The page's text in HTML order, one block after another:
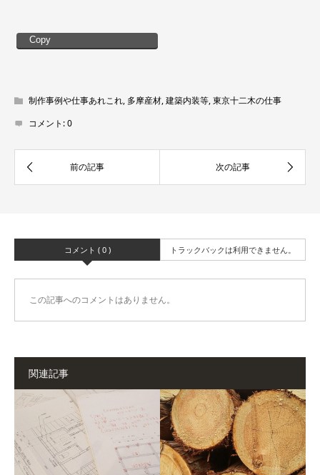
Copy
制作事例や仕事あれこれ, 多摩産材,建築内装等,東京十二木の仕事
コメント:0
コメント ( 0 ) トラックバックは利用できません。
この記事へのコメントはありません。
関連記事